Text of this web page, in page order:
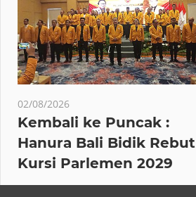
02/08/2026
Kembali ke Puncak :
Hanura Bali Bidik Rebut
Kursi Parlemen 2029